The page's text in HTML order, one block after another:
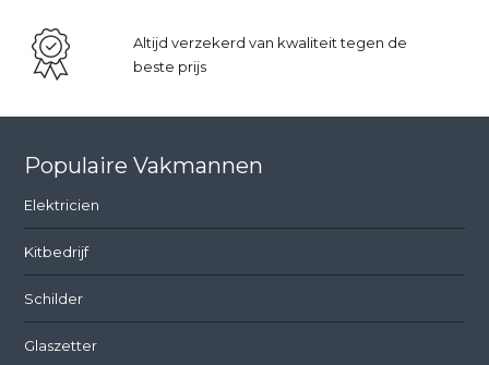
Altijd verzekerd van kwaliteit tegen de
beste prijs
Populaire Vakmannen
Elektricien
Kitbedrijf
Schilder
Glaszetter